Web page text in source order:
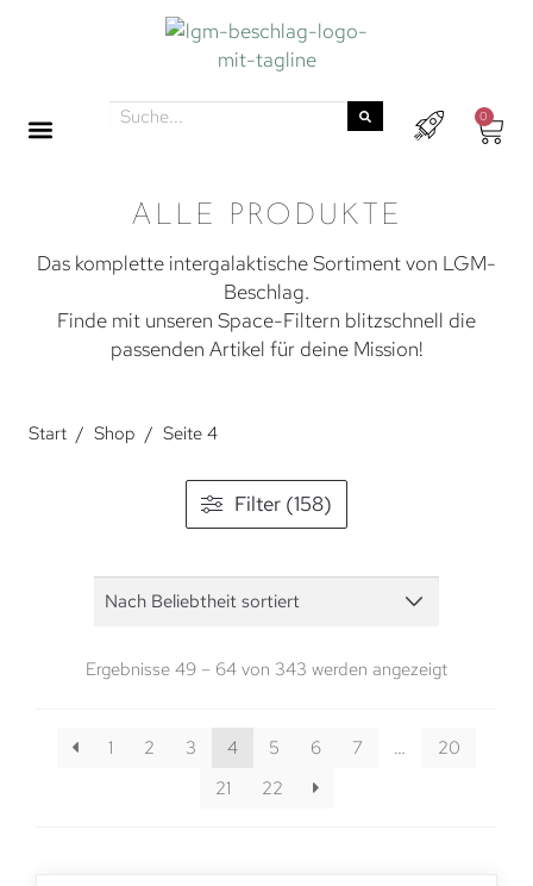
0
ALLE PRODUKTE
Das komplette intergalaktische Sortiment von LGM-
Beschlag.
Finde mit unseren Space-Filtern blitzschnell die
passenden Artikel für deine Mission!
Start / Shop / Seite 4
Filter (158)
Ergebnisse 49 – 64 von 343 werden angezeigt
1 2 3 4 5 6 7 …
20
21
22